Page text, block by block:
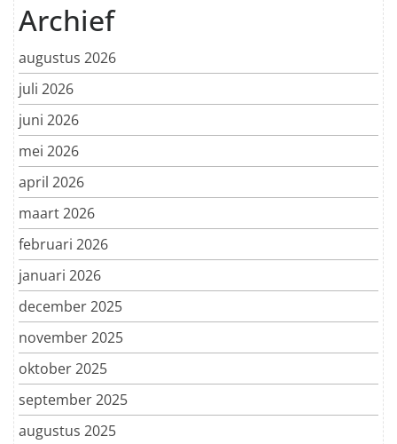
Archief
augustus 2026
juli 2026
juni 2026
mei 2026
april 2026
maart 2026
februari 2026
januari 2026
december 2025
november 2025
oktober 2025
september 2025
augustus 2025